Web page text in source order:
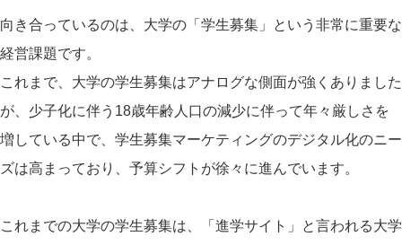
向き合っているのは、大学の「学生募集」という非常に重要な
経営課題です。
これまで、大学の学生募集はアナログな側面が強くありました
が、少子化に伴う18歳年齢人口の減少に伴って年々厳しさを
増している中で、学生募集マーケティングのデジタル化のニー
ズは高まっており、予算シフトが徐々に進んでいます。
これまでの大学の学生募集は、「進学サイト」と言われる大学